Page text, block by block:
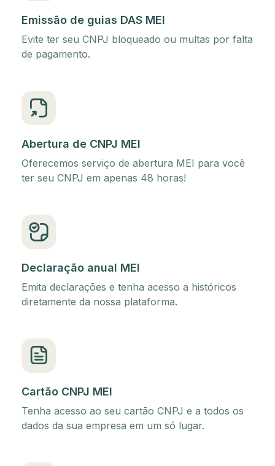
Emissão de guias DAS MEI
Evite ter seu CNPJ bloqueado ou multas por falta
de pagamento.
Abertura de CNPJ MEI
Oferecemos serviço de abertura MEI para você
ter seu CNPJ em apenas 48 horas!
Declaração anual MEI
Emita declarações e tenha acesso a históricos
diretamente da nossa plataforma.
Cartão CNPJ MEI
Tenha acesso ao seu cartão CNPJ e a todos os
dados da sua empresa em um só lugar.